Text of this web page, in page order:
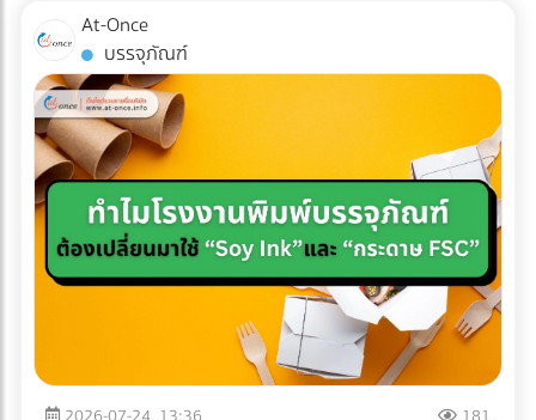
ย่อมมีราคาสูงกว่าขนส่งทั่วไปประมาณ 20-30% แต่ในมุมมอง
ของการบริหารความเสี่ยง (Risk Management) การลงทุนตรง
นี้ "คุ้มค่ามหาศาล" เมื่อเทียบกับสิ่งที่คุณต้องเสียหากเกิดข้อผิด
พลาด เช่น ค่าซ่อมแซมอะไหล่หลักแสน, ค่าเสียโอกาสจากการ
เลื่อนวันเปิดคลินิก, ค่าปรับจากโรงพยาบาล หรือแม้แต่การถูก
บริษัทประกันปฏิเสธความคุ้มครองเพราะใช้ระบบขนส่งที่ไม่ได้
มาตรฐาน การเลือกใช้บริการขนส่งเฉพาะทางจึงเปรียบเสมือน
การซื้อ "ความสบายใจ" และ "ความมั่นคง" ให้กับธุรกิจของคุณ
ครับ ???? อุปกรณ์การแพทย์ของคุณมีมูลค่าสูงเกินกว่าจะฝากไว้
กับใครก็ได้ การหาบริษัท Logistics (3PL) ที่มีรถขนส่งแบบ Air-
Ride Suspension พร้อมทีมงานที่ผ่านการอบรมมาตรฐาน
White Glove Service ไม่ใช่เรื่องง่ายและต้องใช้เวลาในการตรวจ
สอบประวัติอย่างละเอียด ลดความเสี่ยงและประหยัดเวลาของฝ่าย
จัดซื้อ ด้วยการค้นหาและเปรียบเทียบบริษัทขนส่งเฉพาะทาง
อุปกรณ์เหล่านี้เพียงหลักพัน สามารถนำมาตั้งเป็นแพ็กเกจ "Pro
Nomad" ที่ชาร์จราคาเพิ่มได้เดือนละหลายพันบาท แถมยังเป็น
สเปกที่ดึงดูดใจชาว Remote Worker ขั้นสุด 3. ยิงโฆษณาแบบ
เจาะจงเป้าหมาย (Precision Targeting Ads) เลิกหว่านโฆษณา
กว้างๆ แล้วหันมาใช้กลยุทธ์ยิงแอด (Digital Ads) เจาะกลุ่มคน
ต่างชาติที่ทำงานออนไลน์ เช่น ค้นหาผู้ที่สนใจ "Work from
Thailand", "Digital Nomad Visa Thailand" หรือทำ
Retargeting ไปยังกลุ่มที่เคยเข้ามาดูเว็บไซต์ของคุณแต่ยังไม่
ตัดสินใจจอง อย่าปล่อยให้โอกาสหลุดลอยไป... ให้ At-once ช่วย
คุณหาทีมที่ใช่! การปรับเปลี่ยนโครงสร้างราคา สร้าง Landing
Page ที่มี Conversion Rate สูง และการยิงโฆษณาเจาะตลาด
ต่างชาติ ต้องอาศัยความเชี่ยวชาญเฉพาะทาง หากทีม In-house
ของโรงแรมคุณมีงานล้นมืออยู่แล้ว การใช้บริการ Outsource คือ
ทางออกที่รวดเร็วและคุ้มค่าที่สุด อย่าปล่อยให้ห้องพักต้องว่าง
ทางการเงินแบบนี้อยู่ นี่คือ 5 สัญญาณอันตรายที่ AI ของ
สรรพากรจะจัดว่าบริษัทคุณเป็น "กลุ่มเสี่ยงสูง (High Risk)"
ทันที: 1. ข้อมูล e-Tax ไม่ตรงกับ Statement ธนาคาร AI
สามารถดึงข้อมูลความเคลื่อนไหวของบัญชีธนาคาร (ที่เข้าเกณฑ์
รายงาน) มาจับคู่กับรายได้ที่คุณสำแดงผ่านระบบ e-Tax Invoice
และ e-Withholding Tax หากมีเงินโอนเข้าบัญชีบริษัทจำนวนมาก
แต่ยอดขายที่แจ้งเสียภาษีกลับต่ำเตี้ยเรี่ยดิน ระบบจะตีธงแดงทันที
2. ขาดทุนสะสมติดต่อกัน... แต่เจ้าของรวยขึ้น บริษัทแจ้งงบการ
เงินว่า "ขาดทุน" หรือ "กำไรน้อยมาก" ต่อเนื่อง 3-5 ปี แต่
กรรมการบริษัทกลับมีการซื้อทรัพย์สินขนาดใหญ่ เช่น รถสปอร์ต
อสังหาริมทรัพย์ หรือมีการโอนเงินออกไปยังบัญชีส่วนตัวบ่อย
ครั้ง AI จะประเมินว่านี่คือการโยกเงินบริษัท (Siphoning) หรือการ
ปกปิดรายได้ 3. สินค้าคงเหลือ (Inventory) ในงบ ไม่สอดคล้อง
กับความเป็นจริง นี่คือจุดตายของธุรกิจซื้อมาขายไป หากยอด
At-Once
บรรจุภัณฑ์